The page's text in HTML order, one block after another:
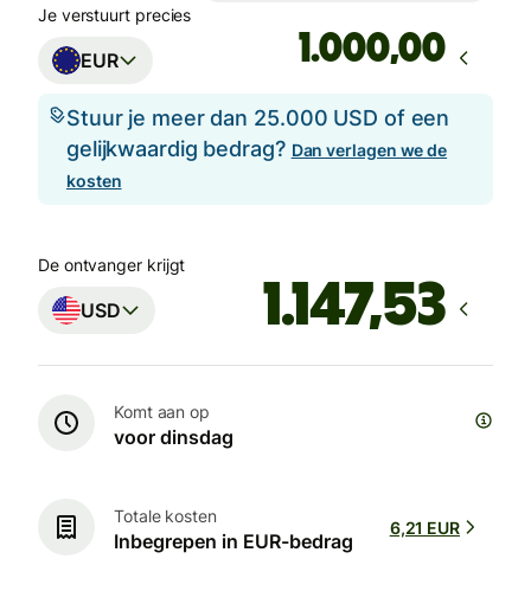
Je verstuurt precies
EUR ,00
Stuur je meer dan 25.000 USD of een
gelijkwaardig bedrag? Dan verlagen we de
kosten
De ontvanger krijgt
USD
Komt aan op
voor dinsdag
Totale kosten
Inbegrepen in EUR-bedrag
6,21 EUR